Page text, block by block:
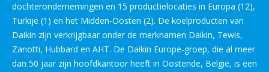
dochterondernemingen en 15 productielocaties in Europa (12),
Turkije (1) en het Midden-Oosten (2). De koelproducten van
Daikin zijn verkrijgbaar onder de merknamen Daikin, Tewis,
Zanotti, Hubbard en AHT. De Daikin Europe-groep, die al meer
dan 50 jaar zijn hoofdkantoor heeft in Oostende, België, is een